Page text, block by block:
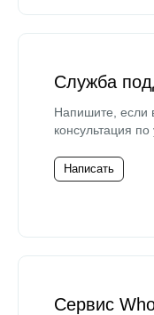
Служба
Напишите, если
консультация по
Написать
Сервис